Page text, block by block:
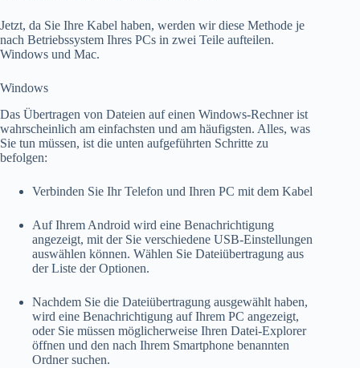
Jetzt, da Sie Ihre Kabel haben, werden wir diese Methode je
nach Betriebssystem Ihres PCs in zwei Teile aufteilen.
Windows und Mac.
Windows
Das Übertragen von Dateien auf einen Windows-Rechner ist
wahrscheinlich am einfachsten und am häufigsten. Alles, was
Sie tun müssen, ist die unten aufgeführten Schritte zu
befolgen:
Verbinden Sie Ihr Telefon und Ihren PC mit dem Kabel
Auf Ihrem Android wird eine Benachrichtigung
angezeigt, mit der Sie verschiedene USB-Einstellungen
auswählen können. Wählen Sie Dateiübertragung aus
der Liste der Optionen.
Nachdem Sie die Dateiübertragung ausgewählt haben,
wird eine Benachrichtigung auf Ihrem PC angezeigt,
oder Sie müssen möglicherweise Ihren Datei-Explorer
öffnen und den nach Ihrem Smartphone benannten
Ordner suchen.